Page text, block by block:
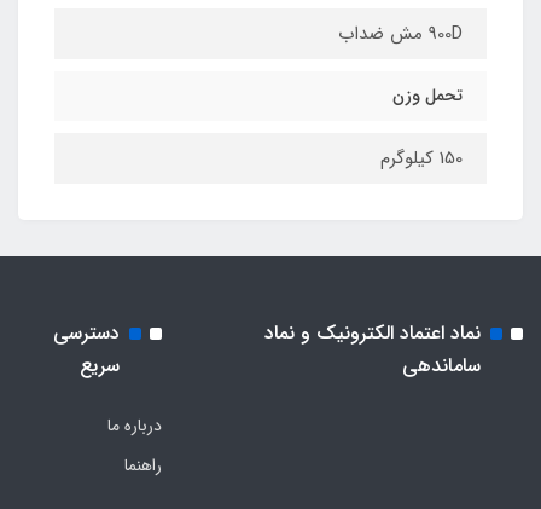
900D مش ضداب
تحمل وزن
150 کیلوگرم
نماد اعتماد الکترونیک و نماد
ساماندهی
دسترسی
سریع
درباره ما
راهنما